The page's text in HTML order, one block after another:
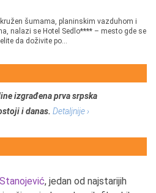
šumama, planinskim vazduhom i
nalazi se Hotel Sedlo**** – mesto gde se
da doživite po...
izgrađena prva srpska
i danas. Detaljnije ›
, jedan od najstarijih